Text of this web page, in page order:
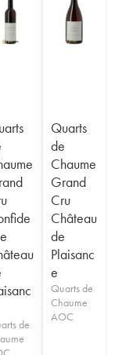
de
Quarts
de
Chaume
Grand
Cru
Château
de
Plaisanc
e
Quarts de
Chaume
AOC